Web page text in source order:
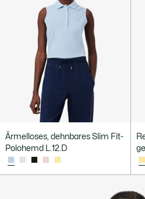
Ärmelloses, dehnbares Slim Fit-
Polohemd L.12.D